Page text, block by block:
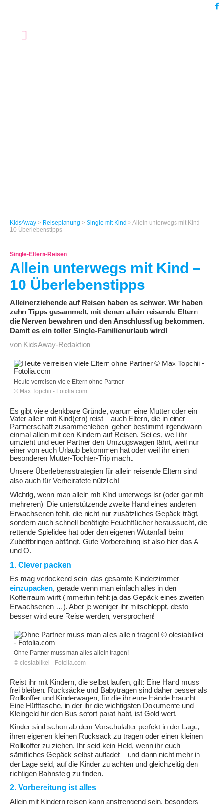
KidsAway > Reiseplanung > Single mit Kind > Allein unterwegs mit Kind –
10 Überlebenstipps
Single-Eltern-Reisen
Allein unterwegs mit Kind –
10 Überlebenstipps
Alleinerziehende auf Reisen haben es schwer. Wir haben
zehn Tipps gesammelt, mit denen allein reisende Eltern
die Nerven bewahren und den Anschlussflug bekommen.
Damit es ein toller Single-Familienurlaub wird!
von KidsAway-Redaktion
Heute verreisen viele Eltern ohne Partner
© Max Topchii - Fotolia.com
Es gibt viele denkbare Gründe, warum eine Mutter oder ein
Vater allein mit Kind(ern) reist – auch Eltern, die in einer
Partnerschaft zusammenleben, gehen bestimmt irgendwann
einmal allein mit den Kindern auf Reisen. Sei es, weil ihr
umzieht und euer Partner den Umzugswagen fährt, weil nur
einer von euch Urlaub bekommen hat oder weil ihr einen
besonderen Mutter-Tochter-Trip macht.
Unsere Überlebensstrategien für allein reisende Eltern sind
also auch für Verheiratete nützlich!
Wichtig, wenn man allein mit Kind unterwegs ist (oder gar mit
mehreren): Die unterstützende zweite Hand eines anderen
Erwachsenen fehlt, die nicht nur zusätzliches Gepäck trägt,
sondern auch schnell benötigte Feuchttücher heraussucht, die
rettende Spielidee hat oder den eigenen Wutanfall beim
Zubettbringen abfängt. Gute Vorbereitung ist also hier das A
und O.
1. Clever packen
Es mag verlockend sein, das gesamte Kinderzimmer
einzupacken, gerade wenn man einfach alles in den
Kofferraum wirft (immerhin fehlt ja das Gepäck eines zweiten
Erwachsenen …). Aber je weniger ihr mitschleppt, desto
besser wird eure Reise werden, versprochen!
Ohne Partner muss man alles allein tragen!
© olesiabilkei - Fotolia.com
Reist ihr mit Kindern, die selbst laufen, gilt: Eine Hand muss
frei bleiben. Rucksäcke und Babytragen sind daher besser als
Rollkoffer und Kinderwagen, für die ihr eure Hände braucht.
Eine Hüfttasche, in der ihr die wichtigsten Dokumente und
Kleingeld für den Bus sofort parat habt, ist Gold wert.
Kinder sind schon ab dem Vorschulalter perfekt in der Lage,
ihren eigenen kleinen Rucksack zu tragen oder einen kleinen
Rollkoffer zu ziehen. Ihr seid kein Held, wenn ihr euch
sämtliches Gepäck selbst aufladet – und dann nicht mehr in
der Lage seid, auf die Kinder zu achten und gleichzeitig den
richtigen Bahnsteig zu finden.
2. Vorbereitung ist alles
Allein mit Kindern reisen kann anstrengend sein, besonders